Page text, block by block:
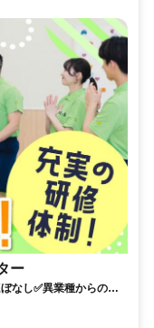
ー
なし✅異業種からの転